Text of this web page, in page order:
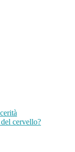
cervello?